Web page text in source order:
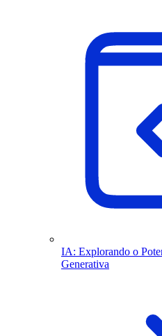
IA: Explorando o
Generativa